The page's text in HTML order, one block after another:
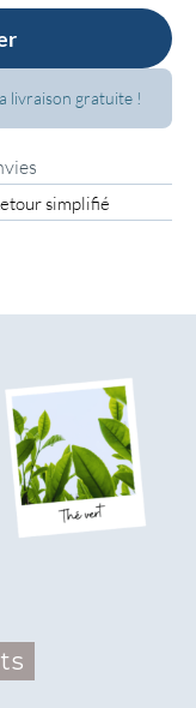
livraison gratuite !
simplifié